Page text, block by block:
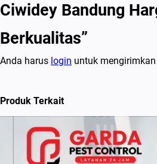
Ciwidey Bandung
Berkualitas”
Anda harus login untuk
Produk Terkait